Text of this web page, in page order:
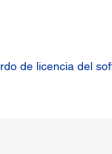
de licencia del